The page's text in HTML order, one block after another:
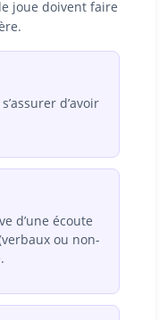
joue doivent faire
d’avoir
d’une écoute
ou non-